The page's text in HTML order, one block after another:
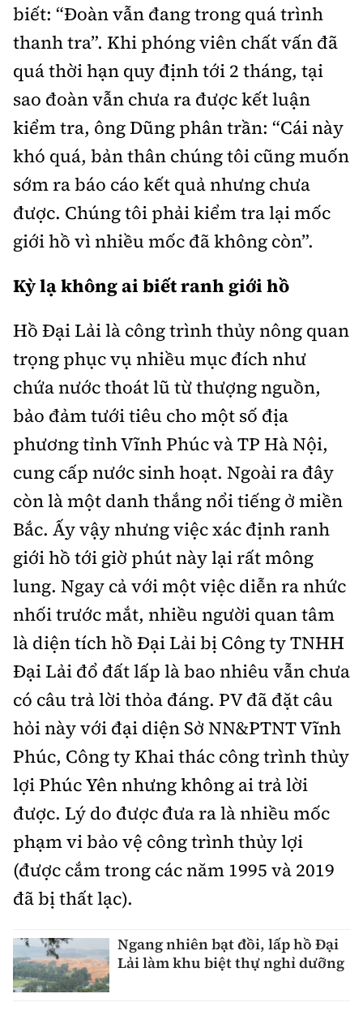
biết: “Đoàn vẫn đang trong quá trình
thanh tra”. Khi phóng viên chất vấn đã
quá thời hạn quy định tới 2 tháng, tại
sao đoàn vẫn chưa ra được kết luận
kiểm tra, ông Dũng phân trần: “Cái này
khó quá, bản thân chúng tôi cũng muốn
sớm ra báo cáo kết quả nhưng chưa
được. Chúng tôi phải kiểm tra lại mốc
giới hồ vì nhiều mốc đã không còn”.
Kỳ lạ không ai biết ranh giới hồ
Hồ Đại Lải là công trình thủy nông quan
trọng phục vụ nhiều mục đích như
chứa nước thoát lũ từ thượng nguồn,
bảo đảm tưới tiêu cho một số địa
phương tỉnh Vĩnh Phúc và TP Hà Nội,
cung cấp nước sinh hoạt. Ngoài ra đây
còn là một danh thắng nổi tiếng ở miền
Bắc. Ấy vậy nhưng việc xác định ranh
giới hồ tới giờ phút này lại rất mông
lung. Ngay cả với một việc diễn ra nhức
nhối trước mắt, nhiều người quan tâm
là diện tích hồ Đại Lải bị Công ty TNHH
Đại Lải đổ đất lấp là bao nhiêu vẫn chưa
có câu trả lời thỏa đáng. PV đã đặt câu
hỏi này với đại diện Sở NN&PTNT Vĩnh
Phúc, Công ty Khai thác công trình thủy
lợi Phúc Yên nhưng không ai trả lời
được. Lý do được đưa ra là nhiều mốc
phạm vi bảo vệ công trình thủy lợi
(được cắm trong các năm 1995 và 2019
đã bị thất lạc).
Ngang nhiên bạt đồi, lấp hồ Đại
Lải làm khu biệt thự nghỉ dưỡng